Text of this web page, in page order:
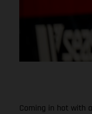
Coming in hot with